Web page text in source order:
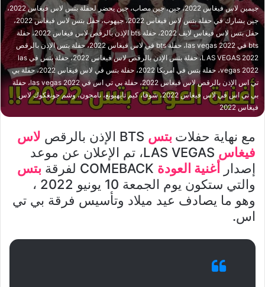
جيمين لاس فيغاس 2022، جين، جين مصاب، جين يحضر لحفلة بتس لاس فيغاس 2022،
جين يشارك في حفلة بتس لاس فيغاس 2022، جيهوب، حفل بتس لاس فيغاس 2022،
حفل بتس لاس فيغاس لايف 2022، حفلة bts الإذن بالرقص لاس فيغاس 2022، حفلة
bts في las vegas 2022، حفلة bts في لاس فيغاس 2022، حفلة بتس الإذن بالرقص
LAS VEGAS 2022، حفلة بتس الإذن بالرقص لاس فيغاس 2022، حفلة بتس في las
vegas 2022، حفلة بتس في امريكا 2022، حفلة بتس في لاس فيغاس 2022، حفلة بي
تي اس الإذن بالرقص لاس فيغاس 2022، حفلة بي تي اس في las vegas 2022، حفلة
بي تي اس في لاس فيغاس 2022، شوقا، كيم تايهيونغ، نامجون، وشم جونغكوك لاس
فيغاس 2022
مع نهاية حفلات بتس
لاس
فيغاس
LAS VEGAS، تم الإعلان عن موعد
إصدار
أغنية العودة
بتس
والتي ستكون يوم الجمعة 10 يونيو 2022 ،
وهو ما يصادف عيد ميلاد وتأسيس فرقة بي تي
اس.